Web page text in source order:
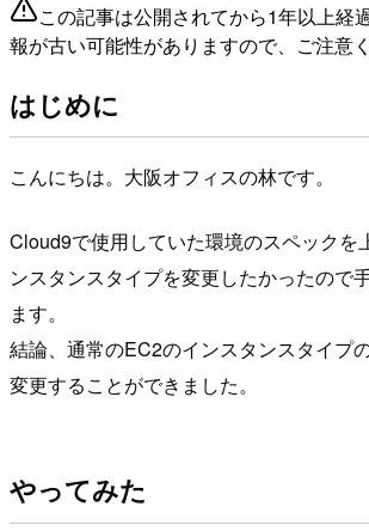
この記事は公開されてから1年以上経
報が古い可能性がありますので、ご注意く
はじめに
こんにちは。大阪オフィスの林です。
Cloud9で使用していた環境のスペックを
ンスタンスタイプを変更したかったので
ます。
結論、通常のEC2のインスタンスタイプ
変更することができました。
やってみた